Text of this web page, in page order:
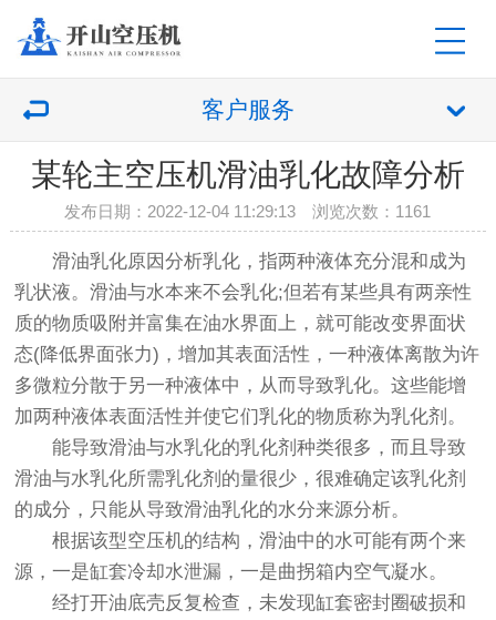
客户服务
某轮主空压机滑油乳化故障分析
发布日期：2022-12-04 11:29:13 浏览次数： 1161
滑油乳化原因分析乳化，指两种液体充分混和成为
乳状液。滑油与水本来不会乳化;但若有某些具有两亲性
质的物质吸附并富集在油水界面上，就可能改变界面状
态(降低界面张力)，增加其表面活性，一种液体离散为许
多微粒分散于另一种液体中，从而导致乳化。这些能增
加两种液体表面活性并使它们乳化的物质称为乳化剂。
能导致滑油与水乳化的乳化剂种类很多，而且导致
滑油与水乳化所需乳化剂的量很少，很难确定该乳化剂
的成分，只能从导致滑油乳化的水分来源分析。
根据该型空压机的结构，滑油中的水可能有两个来
源，一是缸套冷却水泄漏，一是曲拐箱内空气凝水。
经打开油底壳反复检查，未发现缸套密封圈破损和